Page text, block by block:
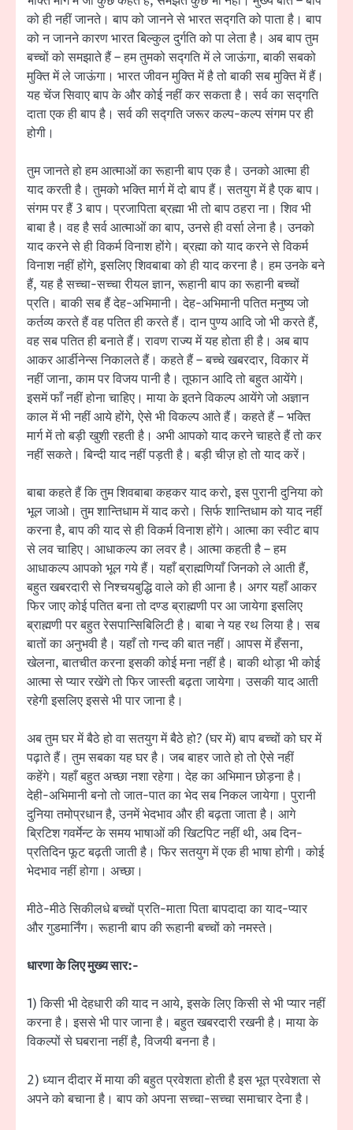
को ही नहीं जानते। बाप को जानने से भारत सद्गति को पाता है। बाप
को न जानने कारण भारत बिल्कुल दुर्गति को पा लेता है। अब बाप तुम
बच्चों को समझाते हैं – हम तुमको सद्गति में ले जाऊंगा, बाकी सबको
मुक्ति में ले जाऊंगा। भारत जीवन मुक्ति में है तो बाकी सब मुक्ति में हैं।
यह चेंज सिवाए बाप के और कोई नहीं कर सकता है। सर्व का सद्गति
दाता एक ही बाप है। सर्व की सद्गति जरूर कल्प-कल्प संगम पर ही
होगी।
तुम जानते हो हम आत्माओं का रूहानी बाप एक है। उनको आत्मा ही
याद करती है। तुमको भक्ति मार्ग में दो बाप हैं। सतयुग में है एक बाप।
संगम पर हैं 3 बाप। प्रजापिता ब्रह्मा भी तो बाप ठहरा ना। शिव भी
बाबा है। वह है सर्व आत्माओं का बाप, उनसे ही वर्सा लेना है। उनको
याद करने से ही विकर्म विनाश होंगे। ब्रह्मा को याद करने से विकर्म
विनाश नहीं होंगे, इसलिए शिवबाबा को ही याद करना है। हम उनके बने
हैं, यह है सच्चा-सच्चा रीयल ज्ञान, रूहानी बाप का रूहानी बच्चों
प्रति। बाकी सब हैं देह-अभिमानी। देह-अभिमानी पतित मनुष्य जो
कर्तव्य करते हैं वह पतित ही करते हैं। दान पुण्य आदि जो भी करते हैं,
वह सब पतित ही बनाते हैं। रावण राज्य में यह होता ही है। अब बाप
आकर आर्डीनेन्स निकालते हैं। कहते हैं – बच्चे खबरदार, विकार में
नहीं जाना, काम पर विजय पानी है। तूफान आदि तो बहुत आयेंगे।
इसमें फाँ नहीं होना चाहिए। माया के इतने विकल्प आयेंगे जो अज्ञान
काल में भी नहीं आये होंगे, ऐसे भी विकल्प आते हैं। कहते हैं – भक्ति
मार्ग में तो बड़ी खुशी रहती है। अभी आपको याद करने चाहते हैं तो कर
नहीं सकते। बिन्दी याद नहीं पड़ती है। बड़ी चीज़ हो तो याद करें।
बाबा कहते हैं कि तुम शिवबाबा कहकर याद करो, इस पुरानी दुनिया को
भूल जाओ। तुम शान्तिधाम में याद करो। सिर्फ शान्तिधाम को याद नहीं
करना है, बाप की याद से ही विकर्म विनाश होंगे। आत्मा का स्वीट बाप
से लव चाहिए। आधाकल्प का लवर है। आत्मा कहती है – हम
आधाकल्प आपको भूल गये हैं। यहाँ ब्राह्मणियाँ जिनको ले आती हैं,
बहुत खबरदारी से निश्चयबुद्धि वाले को ही आना है। अगर यहाँ आकर
फिर जाए कोई पतित बना तो दण्ड ब्राह्मणी पर आ जायेगा इसलिए
ब्राह्मणी पर बहुत रेसपान्सिबिलिटी है। बाबा ने यह रथ लिया है। सब
बातों का अनुभवी है। यहाँ तो गन्द की बात नहीं। आपस में हँसना,
खेलना, बातचीत करना इसकी कोई मना नहीं है। बाकी थोड़ा भी कोई
आत्मा से प्यार रखेंगे तो फिर जास्ती बढ़ता जायेगा। उसकी याद आती
रहेगी इसलिए इससे भी पार जाना है।
अब तुम घर में बैठे हो वा सतयुग में बैठे हो? (घर में) बाप बच्चों को घर में
पढ़ाते हैं। तुम सबका यह घर है। जब बाहर जाते हो तो ऐसे नहीं
कहेंगे। यहाँ बहुत अच्छा नशा रहेगा। देह का अभिमान छोड़ना है।
देही-अभिमानी बनो तो जात-पात का भेद सब निकल जायेगा। पुरानी
दुनिया तमोप्रधान है, उनमें भेदभाव और ही बढ़ता जाता है। आगे
ब्रिटिश गवर्मेन्ट के समय भाषाओं की खिटपिट नहीं थी, अब दिन-
प्रतिदिन फूट बढ़ती जाती है। फिर सतयुग में एक ही भाषा होगी। कोई
भेदभाव नहीं होगा। अच्छा।
मीठे-मीठे सिकीलधे बच्चों प्रति-माता पिता बापदादा का याद-प्यार
और गुडमार्निंग। रूहानी बाप की रूहानी बच्चों को नमस्ते।
धारणा के लिए मुख्य सार:-
1) किसी भी देहधारी की याद न आये, इसके लिए किसी से भी प्यार नहीं
करना है। इससे भी पार जाना है। बहुत खबरदारी रखनी है। माया के
विकल्पों से घबराना नहीं है, विजयी बनना है।
2) ध्यान दीदार में माया की बहुत प्रवेशता होती है इस भूत प्रवेशता से
अपने को बचाना है। बाप को अपना सच्चा-सच्चा समाचार देना है।